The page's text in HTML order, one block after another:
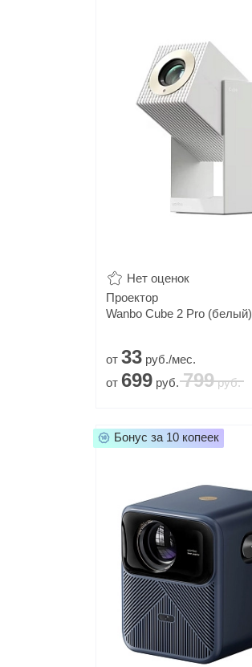
Нет оценок
Проектор
Wanbo Cube 2 Pro (белый)
от 33 руб./мес.
от 699 руб. 799руб.
Бонус за 10 копеек